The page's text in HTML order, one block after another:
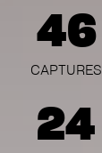
46
CAPTURES
24